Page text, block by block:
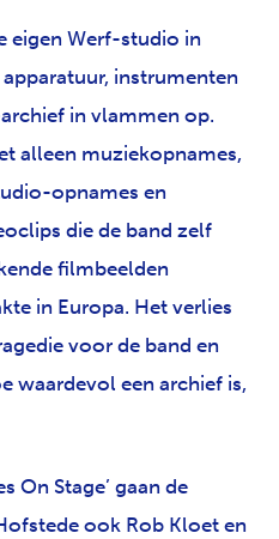
eigen Werf-studio in
instrumenten
in vlammen op.
alleen muziekopnames,
opnames en
die de band zelf
filmbeelden
in Europa. Het verlies
voor de band en
waardevol een archief is,
On Stage’ gaan de
ook Rob Kloet en